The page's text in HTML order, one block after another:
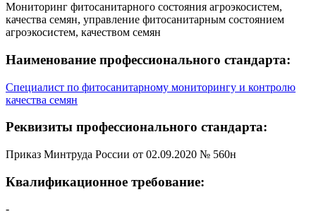
Мониторинг фитосанитарного состояния агроэкосистем,
качества семян, управление фитосанитарным состоянием
агроэкосистем, качеством семян
Наименование профессионального стандарта:
Специалист по фитосанитарному мониторингу и контролю
качества семян
Реквизиты профессионального стандарта:
Приказ Минтруда России от 02.09.2020 № 560н
Квалификационное требование:
-